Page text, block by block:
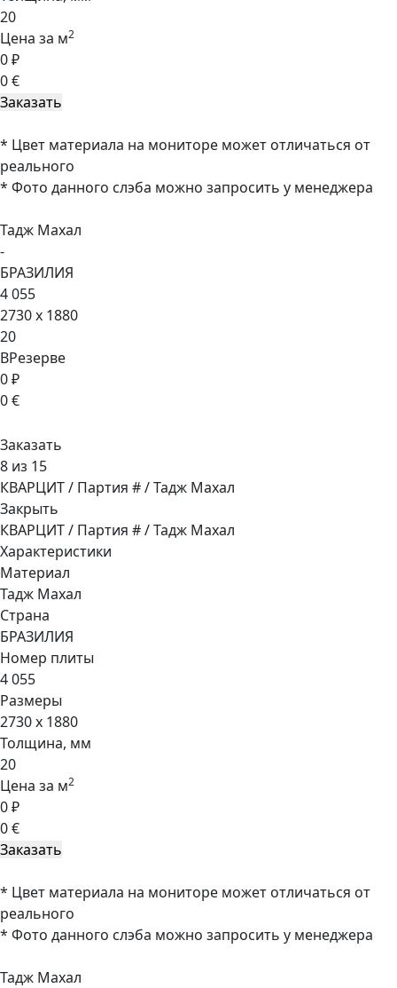
20
Цена за м2
0 ₽
0 €
* Цвет материала на мониторе может отличаться от
реального
* Фото данного слэба можно запросить у менеджера
Тадж Махал
-
БРАЗИЛИЯ
4 055
2730 x 1880
20
ВРезерве
0 ₽
0 €
Заказать
8 из 15
КВАРЦИТ / Партия # / Тадж Махал
Закрыть
КВАРЦИТ / Партия # / Тадж Махал
Характеристики
Материал
Тадж Махал
Страна
БРАЗИЛИЯ
Номер плиты
4 055
Размеры
2730 x 1880
Толщина, мм
20
Цена за м2
0 ₽
0 €
* Цвет материала на мониторе может отличаться от
реального
* Фото данного слэба можно запросить у менеджера
Тадж Махал